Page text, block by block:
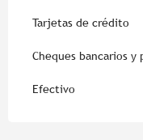
Tarjetas de crédito
Cheques bancarios y
Efectivo